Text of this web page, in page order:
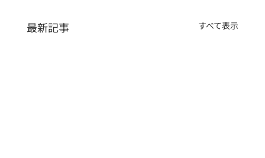
最新記事 すべて表示